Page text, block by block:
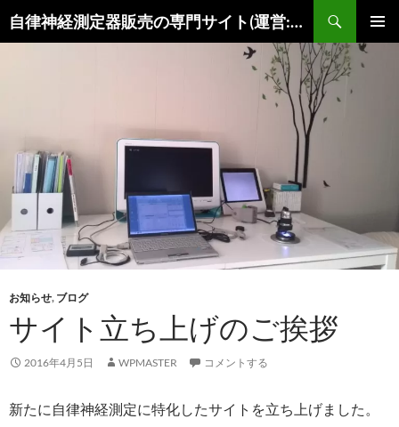
ン
自律神経測定器販売の専門サイト(運営:陽春堂)
検
索
メインメ
ニュー
お知らせ, ブログ
サイト立ち上げのご挨拶
2016年4月5日 WPMASTER コメントする
新たに自律神経測定に特化したサイトを立ち上げました。